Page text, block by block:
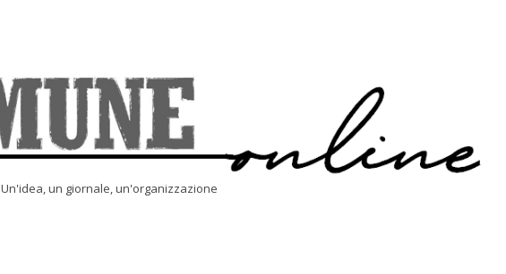
Un'idea, un giornale, un'organizzazione